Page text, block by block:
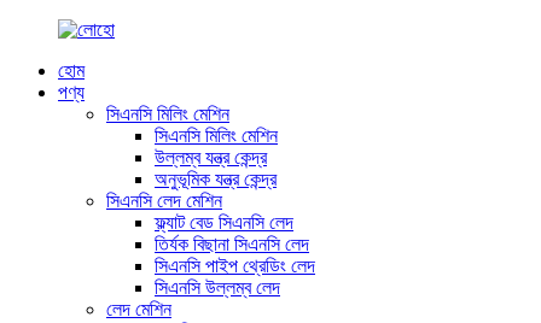
হোম
পণ্য
সিএনসি মিলিং মেশিন
সিএনসি মিলিং মেশিন
উল্লম্ব যন্ত্র কেন্দ্র
অনুভূমিক যন্ত্র কেন্দ্র
সিএনসি লেদ মেশিন
ফ্ল্যাট বেড সিএনসি লেদ
তির্যক বিছানা সিএনসি লেদ
সিএনসি পাইপ থ্রেডিং লেদ
সিএনসি উল্লম্ব লেদ
লেদ মেশিন